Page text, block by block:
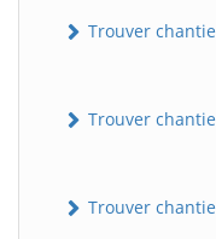
Trouver
Trouver
Trouver